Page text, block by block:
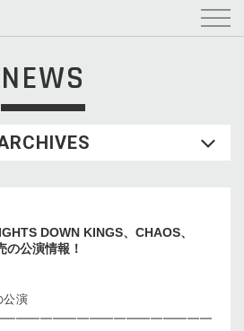
NEWS
DOWN KINGS、CHAOS、
の公演情報！
公演